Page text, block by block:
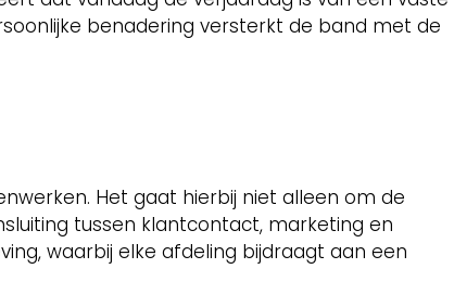
benadering versterkt de band met de
Het gaat hierbij niet alleen om de
tussen klantcontact, marketing en
waarbij elke afdeling bijdraagt aan een